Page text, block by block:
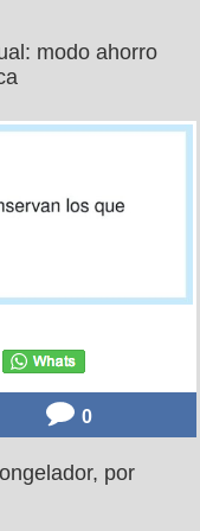
modo ahorro
0
por